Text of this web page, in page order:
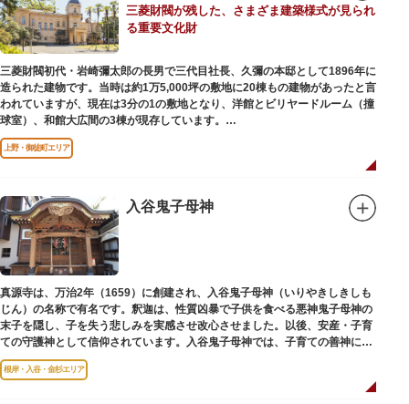
後は、オープンカフェでほっと一息つくのもおすすめです。
隅田川にかかる橋々も、それぞれ特徴的な形をしていて見応えは抜群。せっ
かくなら水上バスに乗船して、優雅に観察してみてはいかがでしょうか。
三菱財閥が残した、さまざま建築様式が見られ
る重要文化財
三菱財閥初代・岩崎彌太郎の長男で三代目社長、久彌の本邸として1896年に
造られた建物です。当時は約1万5,000坪の敷地に20棟もの建物があったと言
われていますが、現在は3分の1の敷地となり、洋館とビリヤードルーム（撞
球室）、和館大広間の3棟が現存しています。
【洋館】
鹿鳴館の建築家として知られるジョサイア・コンドルによって設計された西
ています。
【撞球室】
当時の日本では非常に珍しいスイスの山小屋風の撞球室（ビリヤード場）
で、洋館から地下道でつながっています。通常は非公開ですが、毎月15日
（10月のみ10/16）に先着順で限定公開されています。
【和館大広間】
洋館に併置された名棟 梁大河喜十郎の手によるものと伝えられている書院造
りの和館で、当時は550坪に及ぶ洋館を遥かにしのぐ規模でしたが、現在は
冠婚葬祭などに使われていた大広間の1棟だけが残っています。
上野・御徒町エリア
入谷鬼子母神
真源寺は、万治2年（1659）に創建され、入谷鬼子母神（いりやきしきしも
じん）の名称で有名です。釈迦は、性質凶暴で子供を食べる悪神鬼子母神の
末子を隠し、子を失う悲しみを実感させ改心させました。以後、安産・子育
ての守護神として信仰されています。入谷鬼子母神では、子育ての善神にな
った由来からツノのない「おに」の文字を使っています。
根岸・入谷・金杉エリア